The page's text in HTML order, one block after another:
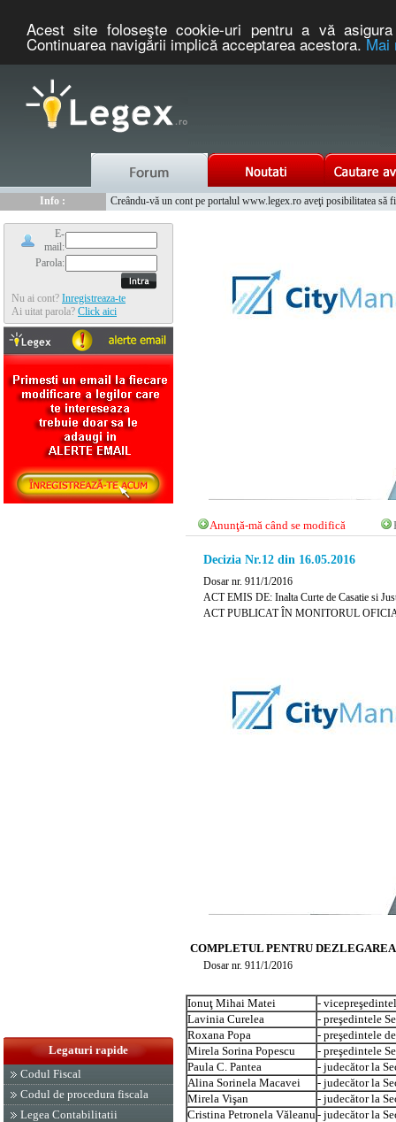
Acest site foloseşte cookie-uri pentru a vă
Continuarea navigării implică acceptarea acestora.Mai
Info :
www.tntauto.ro - Managementul Integrat al Parcului Auto
E-
mail:
Parola:
Nu ai cont? Inregistreaza-te
Ai uitat parola? Click aici
Legaturi rapide
Codul Fiscal
Codul de procedura fiscala
Legea Contabilitatii
Anunţă-mă când se modifică
Decizia Nr.12 din 16.05.2016
Dosar nr. 911/1/2016
ACT EMIS DE: Inalta Curte de Casatie si
ACT PUBLICAT ÎN MONITORUL
COMPLETUL PENTRU
Dosar nr. 911/1/2016
Ionuţ Mihai Matei
-
Lavinia Curelea
- preşedintele
Roxana Popa
- preşedintele
Mirela Sorina Popescu
- preşedintele
Paula C. Pantea
- judecător la
Alina Sorinela Macavei
- judecător la
Mirela Vişan
- judecător la
Cristina Petronela Văleanu - judecător la